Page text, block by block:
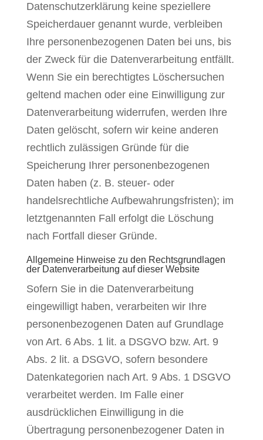
Datenschutzerklärung keine speziellere
Speicherdauer genannt wurde, verbleiben
Ihre personenbezogenen Daten bei uns, bis
der Zweck für die Datenverarbeitung entfällt.
Wenn Sie ein berechtigtes Löschersuchen
geltend machen oder eine Einwilligung zur
Datenverarbeitung widerrufen, werden Ihre
Daten gelöscht, sofern wir keine anderen
rechtlich zulässigen Gründe für die
Speicherung Ihrer personenbezogenen
Daten haben (z. B. steuer- oder
handelsrechtliche Aufbewahrungsfristen); im
letztgenannten Fall erfolgt die Löschung
nach Fortfall dieser Gründe.
Allgemeine Hinweise zu den Rechtsgrundlagen
der Datenverarbeitung auf dieser Website
Sofern Sie in die Datenverarbeitung
eingewilligt haben, verarbeiten wir Ihre
personenbezogenen Daten auf Grundlage
von Art. 6 Abs. 1 lit. a DSGVO bzw. Art. 9
Abs. 2 lit. a DSGVO, sofern besondere
Datenkategorien nach Art. 9 Abs. 1 DSGVO
verarbeitet werden. Im Falle einer
ausdrücklichen Einwilligung in die
Übertragung personenbezogener Daten in